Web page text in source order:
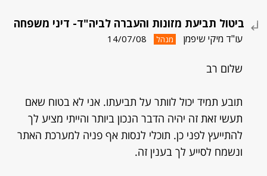
ביטול תביעת מזונות והעברה לביה"ד- דיני משפחה
עו"ד מיקי שיפמן מנהל 14/07/08
שלום רב
תובע תמיד יכול לוותר על תביעתו. אני לא בטוח שאם
תעשי זאת זה יהיה הדבר הנכון ביותר והייתי מציע לך
להתייעץ לפני כן. תוכלי לנסות אף פניה למערכת האתר
ונשמח לסייע לך בענין זה.